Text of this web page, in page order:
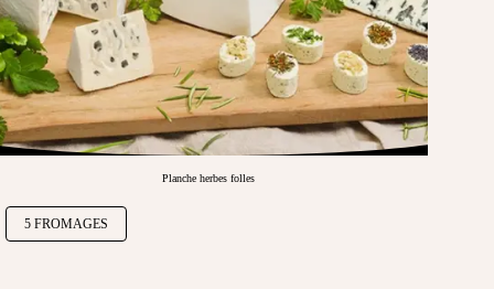
Planche herbes folles
5 FROMAGES